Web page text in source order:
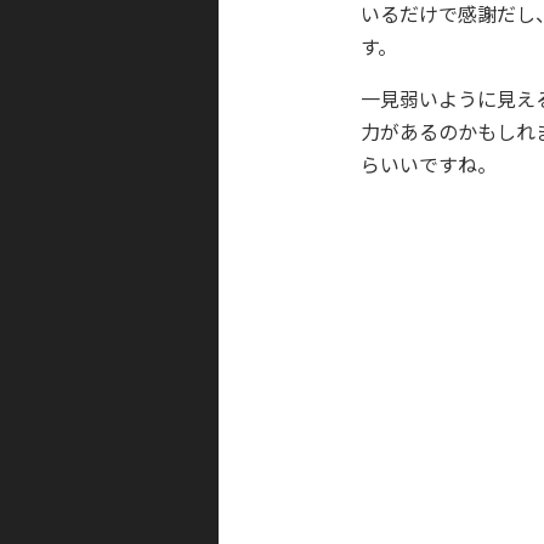
いるだけで感謝だ
す。
一見弱いように見
力があるのかもし
らいいですね。